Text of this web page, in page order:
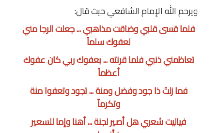
ويرحم الله الإمام الشافعي حيث قال:
فلما قسى قلبي وضاقت مذاهبي ... جعلت الرجا مني
لعفوك سلماً
تعاظمني ذنبي فلما قرنته ... بعفوك ربي كان عفوك
أعظماً
فما زلتَ ذا جود وفضل ومنة ... تجود وتعفوا منة
وتكرماً
فياليت شعري هل أصير لجنة ... أهنا وإما للسعير